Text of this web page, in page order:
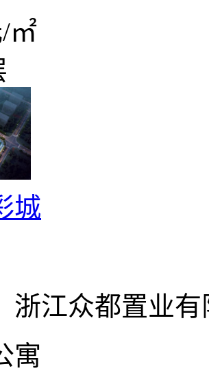
㎡
城
浙江众都置业有
寓